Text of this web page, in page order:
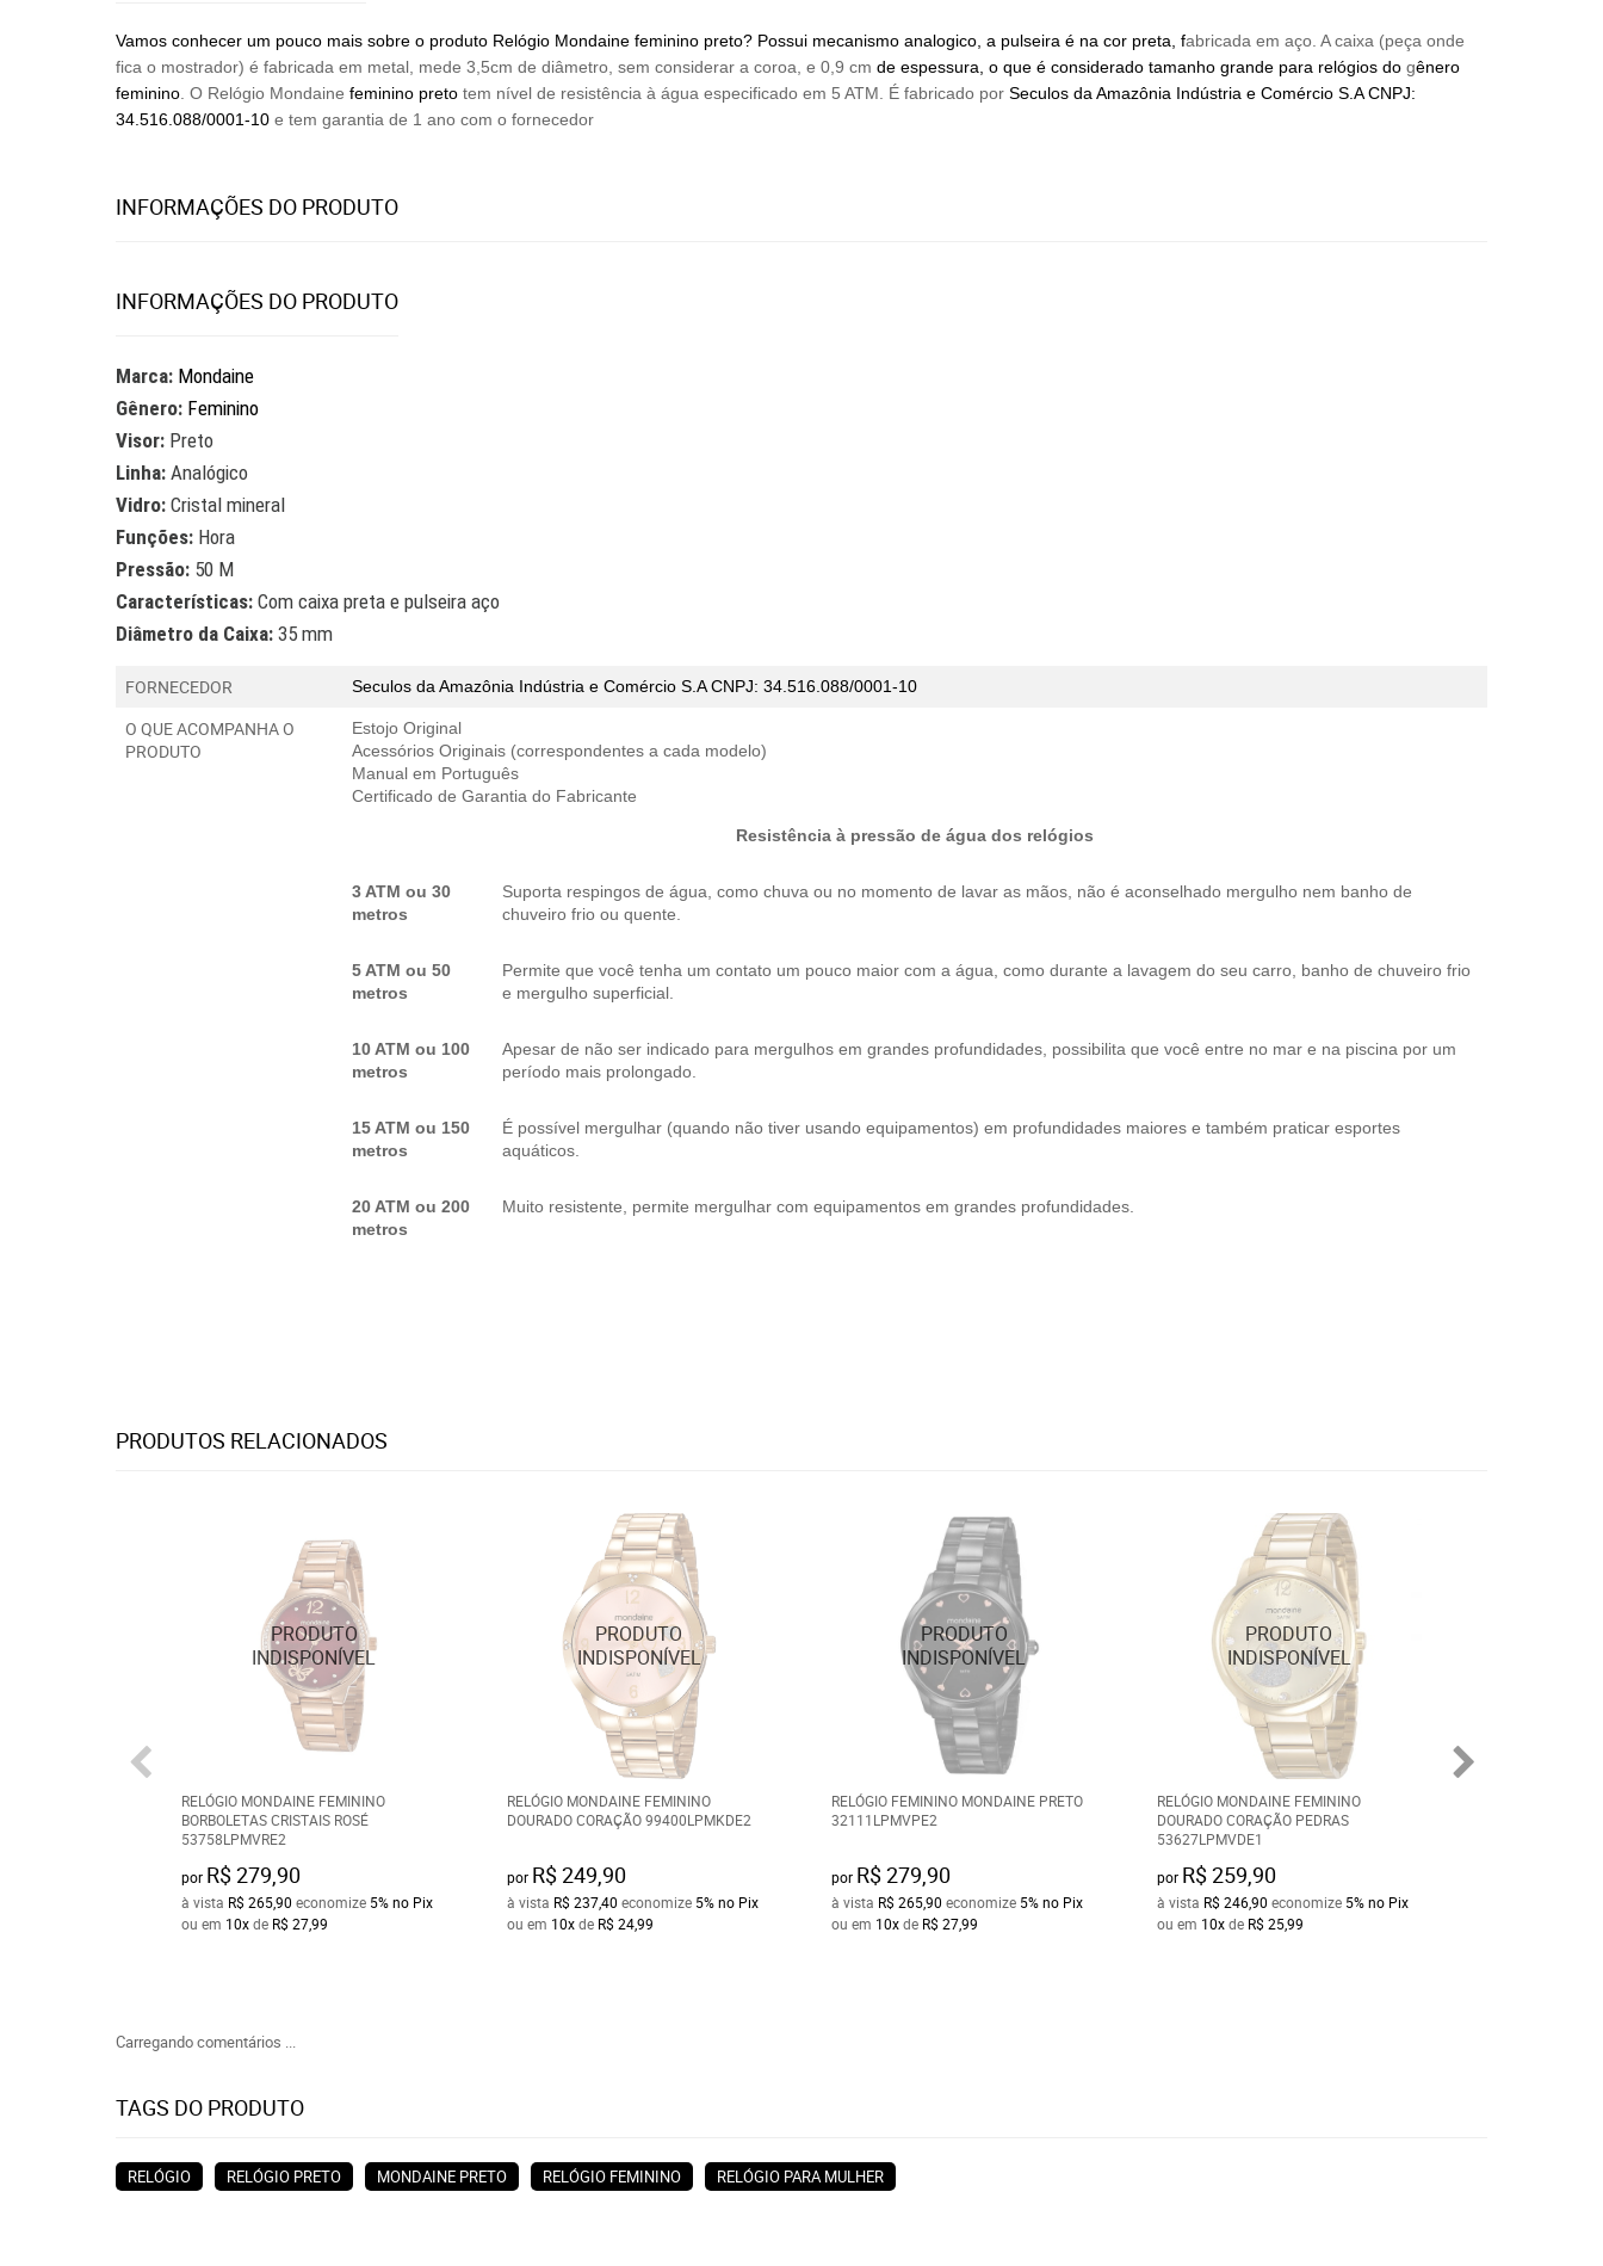
Vamos conhecer um pouco mais sobre o produto Relógio Mondaine feminino preto? Possui mecanismo analogico, a pulseira é na cor preta, fabricada em aço. A caixa (peça onde
fica o mostrador) é fabricada em metal, mede 3,5cm de diâmetro, sem considerar a coroa, e 0,9 cm de espessura, o que é considerado tamanho grande para relógios do gênero
feminino . O Relógio Mondaine feminino preto tem nível de resistência à água especificado em 5 ATM. É fabricado por Seculos da Amazônia Indústria e Comércio S.A CNPJ:
34.516.088/0001-10 e tem garantia de 1 ano com o fornecedor
INFORMAÇÕES DO PRODUTO
INFORMAÇÕES DO PRODUTO
Marca: Mondaine
Gênero: Feminino
Visor: Preto
Linha: Analógico
Vidro: Cristal mineral
Funções: Hora
Pressão: 50 M
Características: Com caixa preta e pulseira aço
Diâmetro da Caixa: 35 mm
FORNECEDOR Seculos da Amazônia Indústria e Comércio S.A CNPJ: 34.516.088/0001-10
O QUE ACOMPANHA O
PRODUTO
Estojo Original
Acessórios Originais (correspondentes a cada modelo)
Manual em Português
Certificado de Garantia do Fabricante
Resistência à pressão de água dos relógios
3 ATM ou 30
metros
Suporta respingos de água, como chuva ou no momento de lavar as mãos, não é aconselhado mergulho nem banho de
chuveiro frio ou quente.
5 ATM ou 50
metros
Permite que você tenha um contato um pouco maior com a água, como durante a lavagem do seu carro, banho de chuveiro frio
e mergulho superficial.
10 ATM ou 100
metros
Apesar de não ser indicado para mergulhos em grandes profundidades, possibilita que você entre no mar e na piscina por um
período mais prolongado.
15 ATM ou 150
metros
É possível mergulhar (quando não tiver usando equipamentos) em profundidades maiores e também praticar esportes
aquáticos.
20 ATM ou 200
metros
Muito resistente, permite mergulhar com equipamentos em grandes profundidades.
PRODUTOS RELACIONADOS
RELÓGIO MONDAINE FEMININO
BORBOLETAS CRISTAIS ROSÉ
53758LPMVRE2
por R$ 279,90
à vista R$ 265,90 economize 5%no Pix
ou em 10xde R$ 27,99
RELÓGIO MONDAINE FEMININO
DOURADO CORAÇÃO 99400LPMKDE2
por R$ 249,90
à vista R$ 237,40 economize 5% no Pix
ou em 10xde R$ 24,99
RELÓGIO FEMININO MONDAINE PRETO
32111LPMVPE2
por R$ 279,90
à vista R$ 265,90 economize 5%no Pix
ou em 10xde R$ 27,99
RELÓGIO MONDAINE FEMININO
DOURADO CORAÇÃO PEDRAS
53627LPMVDE1
por R$ 259,90
à vista R$ 246,90 economize 5% no Pix
ou em 10xde R$ 25,99
Carregando comentários ...
TAGS DO PRODUTO
RELÓGIO RELÓGIO PRETO MONDAINE PRETO RELÓGIO FEMININO RELÓGIO PARA MULHER